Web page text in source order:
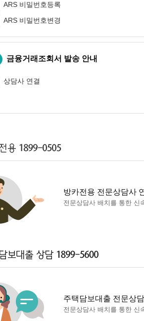
ARS 비밀번호등록
ARS 비밀번호변경
금융거래조회서 발송 안내
상담사 연결
방카전용 전문상담사
전문상담사 배치를 통한 신
주택담보대출 전문상
전문상담사 배치를 통한 신